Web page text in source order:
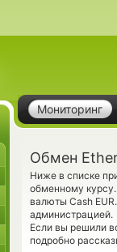
Мониторинг
Обмен
Ниже в списке
обменному
валюты Cash
администрацией.
Если вы решили
подробно